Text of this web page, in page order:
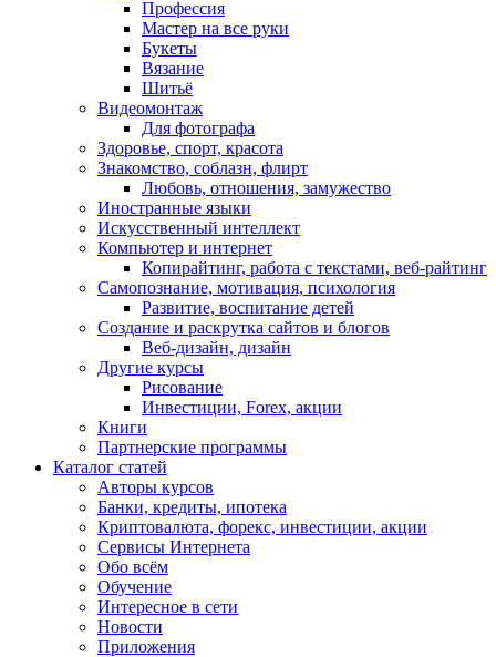
Профессия
Мастер на все руки
Букеты
Вязание
Шитьё
Видеомонтаж
Для фотографа
Здоровье, спорт, красота
Знакомство, соблазн, флирт
Любовь, отношения, замужество
Иностранные языки
Искусственный интеллект
Компьютер и интернет
Копирайтинг, работа с текстами, веб-райтинг
Самопознание, мотивация, психология
Развитие, воспитание детей
Создание и раскрутка сайтов и блогов
Веб-дизайн, дизайн
Другие курсы
Рисование
Инвестиции, Forex, акции
Книги
Партнерские программы
Каталог статей
Авторы курсов
Банки, кредиты, ипотека
Криптовалюта, форекс, инвестиции, акции
Сервисы Интернета
Обо всём
Обучение
Интересное в сети
Новости
Приложения